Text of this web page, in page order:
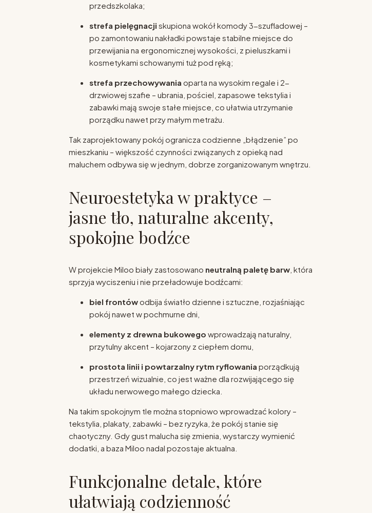
przedszkolaka;
strefa pielęgnacji skupiona wokół komody 3-szufladowej –
po zamontowaniu nakładki powstaje stabilne miejsce do
przewijania na ergonomicznej wysokości, z pieluszkami i
kosmetykami schowanymi tuż pod ręką;
strefa przechowywania oparta na wysokim regale i 2-
drzwiowej szafie – ubrania, pościel, zapasowe tekstylia i
zabawki mają swoje stałe miejsce, co ułatwia utrzymanie
porządku nawet przy małym metrażu.
Tak zaprojektowany pokój ogranicza codzienne „błądzenie” po
mieszkaniu – większość czynności związanych z opieką nad
maluchem odbywa się w jednym, dobrze zorganizowanym wnętrzu.
Neuroestetyka w praktyce –
jasne tło, naturalne akcenty,
spokojne bodźce
W projekcie Miloo biały zastosowano neutralną paletę barw, która
sprzyja wyciszeniu i nie przeładowuje bodźcami:
biel frontówodbija światło dzienne i sztuczne, rozjaśniając
pokój nawet w pochmurne dni,
elementy z drewna bukowego wprowadzają naturalny,
przytulny akcent – kojarzony z ciepłem domu,
prostota linii i powtarzalny rytm ryflowania porządkują
przestrzeń wizualnie, co jest ważne dla rozwijającego się
układu nerwowego małego dziecka.
Na takim spokojnym tle można stopniowo wprowadzać kolory –
tekstylia, plakaty, zabawki – bez ryzyka, że pokój stanie się
chaotyczny. Gdy gust malucha się zmienia, wystarczy wymienić
dodatki, a baza Miloo nadal pozostaje aktualna.
Funkcjonalne detale, które
ułatwiają codzienność